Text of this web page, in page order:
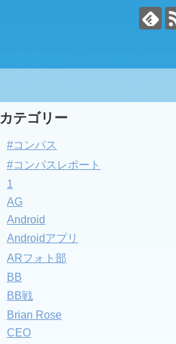
カテゴリー
#コンパス
#コンパスレポート
1
AG
Android
Androidアプリ
ARフォト部
BB
BB戦
Brian Rose
CEO